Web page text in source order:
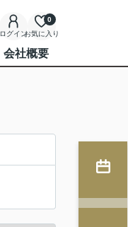
ログインお気に入り
0
会社概要